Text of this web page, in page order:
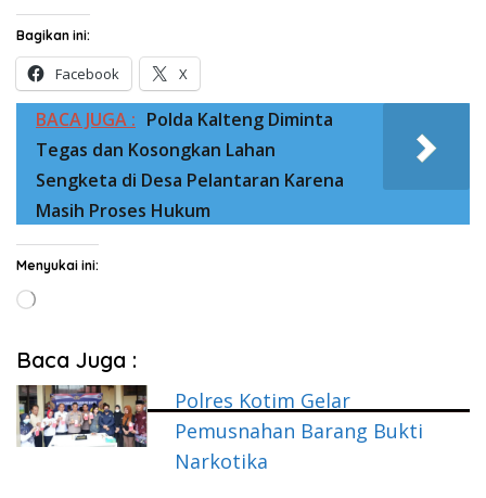
Bagikan ini:
Facebook X
BACA JUGA : Polda Kalteng Diminta
Tegas dan Kosongkan Lahan
Sengketa di Desa Pelantaran Karena
Masih Proses Hukum
Menyukai ini:
Memuat...
Baca Juga :
Polres Kotim Gelar
Pemusnahan Barang Bukti
Narkotika